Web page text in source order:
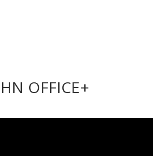
OFFICE+